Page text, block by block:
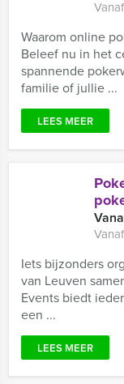
Waarom online
Beleef nu in het
spannende
familie of jullie ...
LEES MEER
Iets bijzonders
van Leuven
Events biedt
een ...
LEES MEER